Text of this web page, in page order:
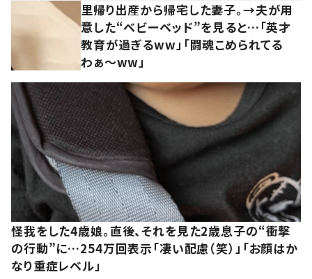
里帰り出産から帰宅した妻子。→夫が用
意した“ベビーベッド”を見ると…「英才
教育が過ぎるww」「闘魂こめられてる
わぁ～ww」
怪我をした4歳娘。直後、それを見た2歳息子の“衝撃
の行動”に…254万回表示「凄い配慮（笑）」「お顔はか
なり重症レベル」